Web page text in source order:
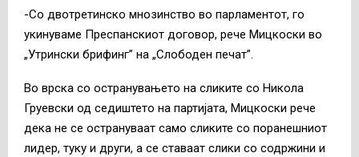
-Со двотретинско мнозинство во парламентот, го
укинуваме Преспанскиот договор, рече Мицкоски во
„Утрински брифинг” на „Слободен печат”.
Во врска со остранувањето на сликите со Никола
Груевски од седиштето на партијата, Мицкоски рече
дека не се острануваат само сликите со поранешниот
лидер, туку и други, а се ставаат слики со содржини и